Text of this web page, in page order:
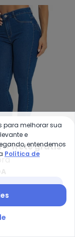
- Calça Jeans
R$ 189,99
R$ 31,19
+ frete grátis
para melhorar sua
e
entendemos
Política de